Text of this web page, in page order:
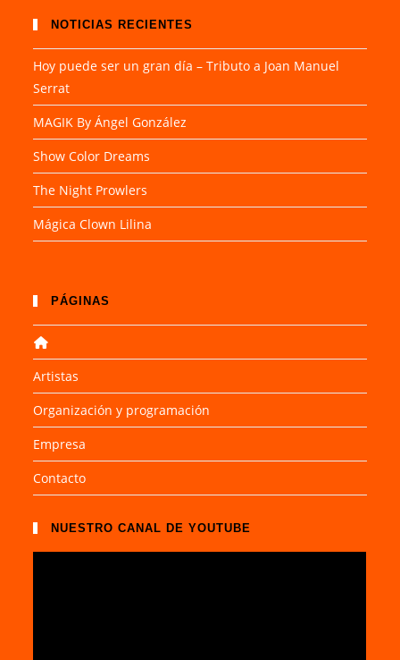
NOTICIAS RECIENTES
Hoy puede ser un gran día – Tributo a Joan Manuel
Serrat
MAGIK By Ángel González
Show Color Dreams
The Night Prowlers
Mágica Clown Lilina
PÁGINAS
Artistas
Organización y programación
Empresa
Contacto
NUESTRO CANAL DE YOUTUBE